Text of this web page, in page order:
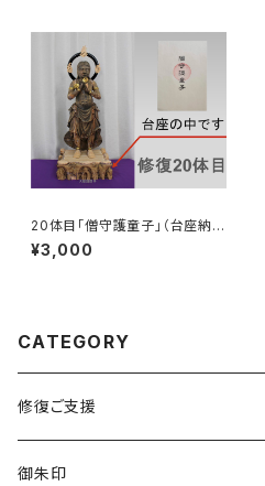
20体目「僧守護童子」（台座納
入）
¥3,000
CATEGORY
修復ご支援
御朱印